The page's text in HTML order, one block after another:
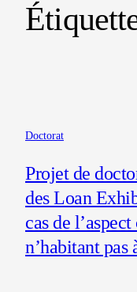
Doctorat
Projet de
des Loan
cas de
n’habitant pas